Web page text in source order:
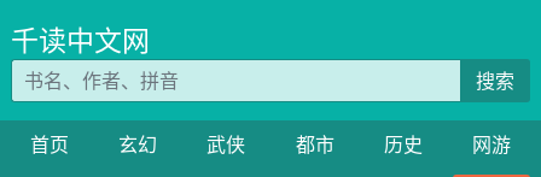
千读中文网
搜索
首页 玄幻 武侠 都市 历史
网游